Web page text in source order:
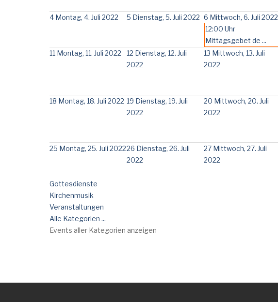
4 Montag, 4. Juli 2022 5 Dienstag, 5. Juli 2022 6 Mittwoch, 6. Juli 2022
12:00 Uhr
Mittagsgebet de ...
11 Montag, 11. Juli 2022 12 Dienstag, 12. Juli
2022
13 Mittwoch, 13. Juli
2022
18 Montag, 18. Juli 2022 19 Dienstag, 19. Juli
2022
20 Mittwoch, 20. Juli
2022
25 Montag, 25. Juli 202226 Dienstag, 26. Juli
2022
27 Mittwoch, 27. Juli
2022
Gottesdienste
Kirchenmusik
Veranstaltungen
Alle Kategorien ...
Events aller Kategorien anzeigen